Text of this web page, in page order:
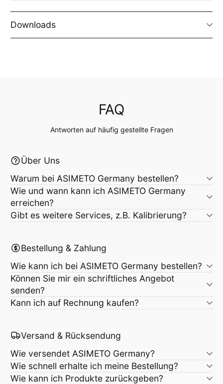
Downloads
FAQ
Antworten auf häufig gestellte Fragen
Über Uns
Warum bei ASIMETO Germany bestellen?
Wie und wann kann ich ASIMETO Germany
erreichen?
Gibt es weitere Services, z.B. Kalibrierung?
Bestellung & Zahlung
Wie kann ich bei ASIMETO Germany bestellen?
Können Sie mir ein schriftliches Angebot
senden?
Kann ich auf Rechnung kaufen?
Versand & Rücksendung
Wie versendet ASIMETO Germany?
Wie schnell erhalte ich meine Bestellung?
Wie kann ich Produkte zurückgeben?